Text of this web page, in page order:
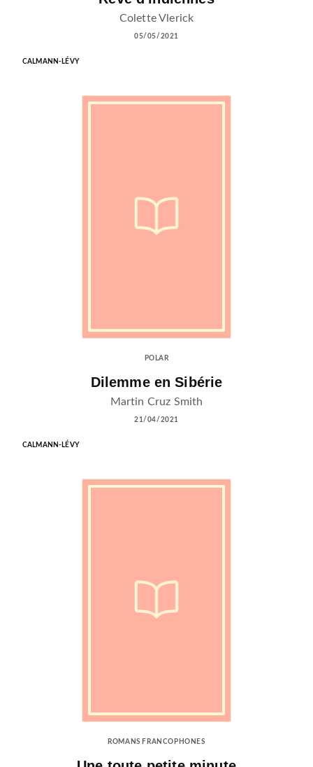
Colette Vlerick
05/05/2021
CALMANN-LÉVY
POLAR
Dilemme en Sibérie
Martin Cruz Smith
21/04/2021
CALMANN-LÉVY
ROMANS FRANCOPHONES